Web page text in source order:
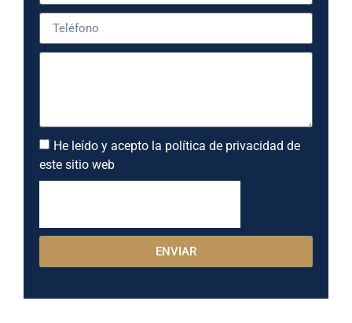
He leído y acepto la política de privacidad de
este sitio web
ENVIAR